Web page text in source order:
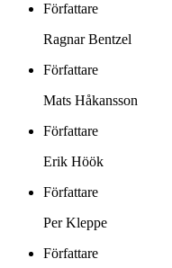
Författare
Ragnar Bentzel
Författare
Mats Håkansson
Författare
Erik Höök
Författare
Per Kleppe
Författare